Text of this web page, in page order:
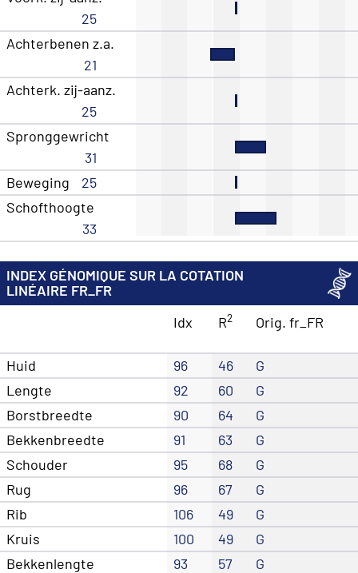
25
Achterbenen z.a.
21
Achterk. zij-aanz.
25
Spronggewricht
31
Beweging
25
Schofthoogte
33
INDEX GÉNOMIQUE SUR LA COTATION
LINÉAIRE FR_FR
Idx
R2 Orig. fr_FR
Huid 96 46
G
Lengte
92 60
G
Borstbreedte
90 64
G
Bekkenbreedte
91 63
G
Schouder
95 68
G
Rug
96 67
G
Rib
106 49
G
Kruis
100 49
G
Bekkenlengte
93 57
G